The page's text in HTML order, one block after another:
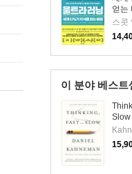
얻는
스콧
이 분야 베스트
Slow